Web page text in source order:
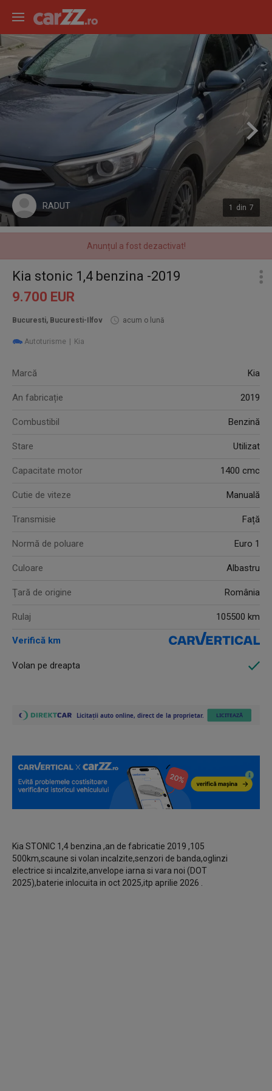
1 din 7
Anunțul a fost dezactivat!
RADUT
Kia stonic 1,4 benzina -2019
9.700 EUR
Bucuresti, Bucuresti-Ilfov acum o lună
Autoturisme Kia
Marcă Kia
An fabricație 2019
Combustibil Benzină
Stare Utilizat
Capacitate motor 1400 cmc
Cutie de viteze Manuală
Transmisie Față
Normă de poluare Euro 1
Culoare Albastru
Ţară de origine România
Rulaj 105500 km
Verifică km
Volan pe dreapta
Kia STONIC 1,4 benzina ,an de fabricatie 2019 ,105
500km,scaune si volan incalzite,senzori de banda,oglinzi
electrice si incalzite,anvelope iarna si vara noi (DOT
2025),baterie inlocuita in oct 2025,itp aprilie 2026 .